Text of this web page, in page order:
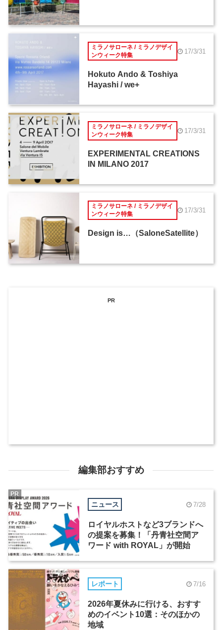
ミラノサローネ / ミラノデザイ
ンウィーク特集
17/3/31
Hokuto Ando & Toshiya
Hayashi / we+
ミラノサローネ / ミラノデザイ
ンウィーク特集
17/3/31
EXPERIMENTAL CREATIONS
IN MILANO 2017
ミラノサローネ / ミラノデザイ
ンウィーク特集
17/3/31
Design is…（SaloneSatellite）
PR
編集部おすすめ
ニュース 7/28
ロイヤルホストなど3ブランドへ
の提案を募集！「丹青社空間ア
ワード with ROYAL」が開始
PR
レポート 7/16
2026年夏休みに行ける、おすす
めのイベント10選：そのほかの
地域